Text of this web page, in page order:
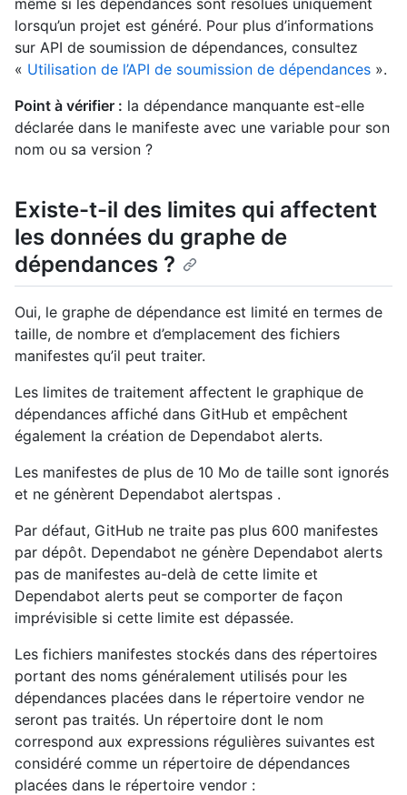
même si les dépendances sont résolues uniquement
lorsqu’un projet est généré. Pour plus d’informations
sur API de soumission de dépendances, consultez
« Utilisation de l’API de soumission de dépendances ».
Point à vérifier : la dépendance manquante est-elle
déclarée dans le manifeste avec une variable pour son
nom ou sa version ?
Existe-t-il des limites qui affectent
les données du graphe de
dépendances ?
Oui, le graphe de dépendance est limité en termes de
taille, de nombre et d’emplacement des fichiers
manifestes qu’il peut traiter.
Les limites de traitement affectent le graphique de
dépendances affiché dans GitHub et empêchent
également la création de Dependabot alerts.
Les manifestes de plus de 10 Mo de taille sont ignorés
et ne génèrent Dependabot alertspas .
Par défaut, GitHub ne traite pas plus 600 manifestes
par dépôt. Dependabot ne génère Dependabot alerts
pas de manifestes au-delà de cette limite et
Dependabot alerts peut se comporter de façon
imprévisible si cette limite est dépassée.
Les fichiers manifestes stockés dans des répertoires
portant des noms généralement utilisés pour les
dépendances placées dans le répertoire vendor ne
seront pas traités. Un répertoire dont le nom
correspond aux expressions régulières suivantes est
considéré comme un répertoire de dépendances
placées dans le répertoire vendor :